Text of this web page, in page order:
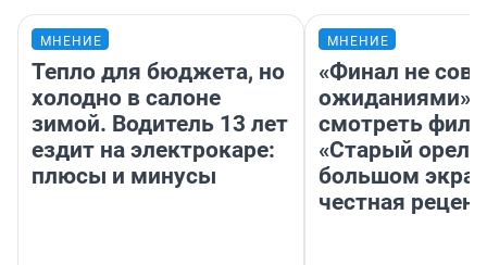
МНЕНИЕ
Тепло для бюджета, но
холодно в салоне
зимой. Водитель 13 лет
ездит на электрокаре:
плюсы и минусы
МНЕНИЕ
«Финал не
ожиданиями»:
смотреть
«Старый орел»
большом
честная